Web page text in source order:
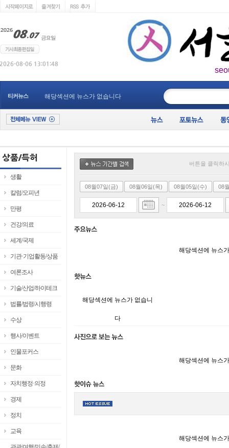
티커뉴스 해당섹션에 뉴스가 없습니다
생활
칼럼/오피년
만평
건강/의료
세계/국제
기관·기업활동/상품
여론조사
기술/산업/하이테크
법률/법령/시행령
수상
행사/이벤트
인물포커스
문화
자치행정·의정
경제
정치
교육
버튼을 클릭하
08월07일(금) 08월06일(목) 08월05일(수) 08
~
해당섹션에 뉴스
해당섹션에 뉴스가 없습니
다
해당섹션에 뉴스
해당섹션에 뉴스